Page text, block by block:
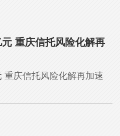
重庆信托风险化解再
重庆信托风险化解再加速